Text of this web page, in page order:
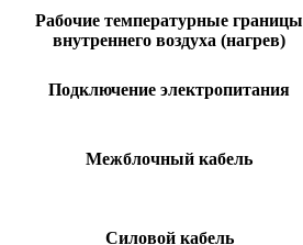
Рабочие температурные границы
внутреннего воздуха (нагрев)
Подключение электропитания
Межблочный кабель
Силовой кабель